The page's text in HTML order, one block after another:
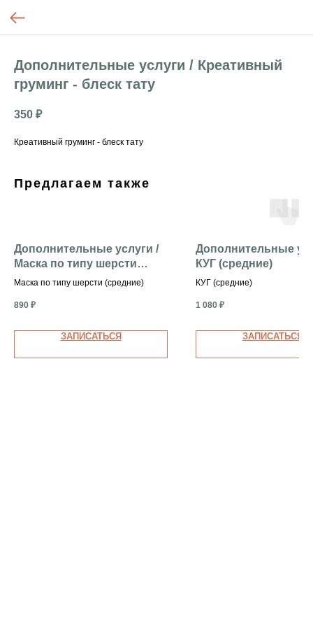
Дополнительные услуги / Креативный
груминг - блеск тату
350 ₽
Креативный груминг - блеск тату
Предлагаем также
Дополнительные услуги /
Маска по типу шерсти
(средние)
Маска по типу шерсти (средние)
890 ₽
ЗАПИСАТЬСЯ
Дополнительные
КУГ (средние)
КУГ (средние)
1 080 ₽
ЗАПИСАТЬСЯ